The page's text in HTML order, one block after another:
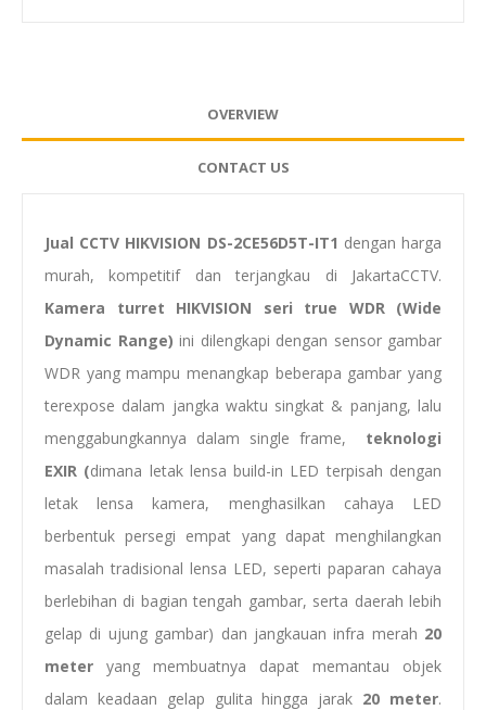
OVERVIEW
CONTACT US
Jual CCTV HIKVISION DS-2CE56D5T-IT1 dengan harga
murah, kompetitif dan terjangkau di JakartaCCTV.
Kamera turret HIKVISION seri true WDR (Wide
Dynamic Range) ini dilengkapi dengan sensor gambar
WDR yang mampu menangkap beberapa gambar yang
terexpose dalam jangka waktu singkat & panjang, lalu
menggabungkannya dalam single frame,
teknologi
EXIR (dimana letak lensa build-in LED terpisah dengan
letak lensa kamera, menghasilkan cahaya LED
berbentuk persegi empat yang dapat menghilangkan
masalah tradisional lensa LED, seperti paparan cahaya
berlebihan di bagian tengah gambar, serta daerah lebih
gelap di ujung gambar) dan jangkauan infra merah 20
meter yang membuatnya dapat memantau objek
dalam keadaan gelap gulita hingga jarak 20 meter.